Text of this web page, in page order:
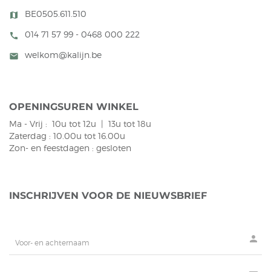
map BE0505.611.510
call 014 71 57 99 - 0468 000 222
mail welkom@kalijn.be
OPENINGSUREN WINKEL
Ma - Vrij : 10u tot 12u | 13u tot 18u
Zaterdag : 10.00u tot 16.00u
Zon- en feestdagen : gesloten
INSCHRIJVEN VOOR DE NIEUWSBRIEF
person